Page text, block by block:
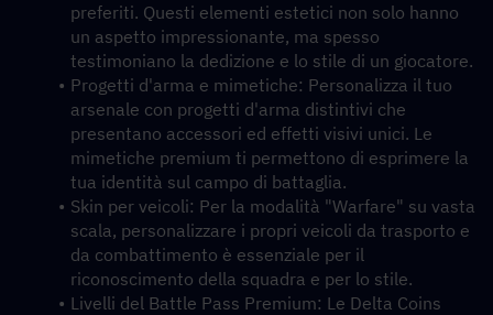
preferiti. Questi elementi estetici non solo hanno
un aspetto impressionante, ma spesso
testimoniano la dedizione e lo stile di un giocatore.
Progetti d'arma e mimetiche: Personalizza il tuo
arsenale con progetti d'arma distintivi che
presentano accessori ed effetti visivi unici. Le
mimetiche premium ti permettono di esprimere la
tua identità sul campo di battaglia.
Skin per veicoli: Per la modalità "Warfare" su vasta
scala, personalizzare i propri veicoli da trasporto e
da combattimento è essenziale per il
riconoscimento della squadra e per lo stile.
Livelli del Battle Pass Premium: Le Delta Coins